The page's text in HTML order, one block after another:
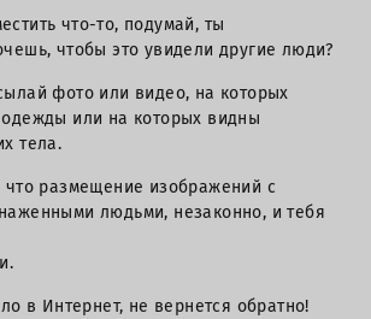
что-то, подумай, ты
чтобы это увидели другие люди?
фото или видео, на которых
или на которых видны
тела.
размещение изображений с
людьми, незаконно, и тебя
в Интернет, не вернется обратно!